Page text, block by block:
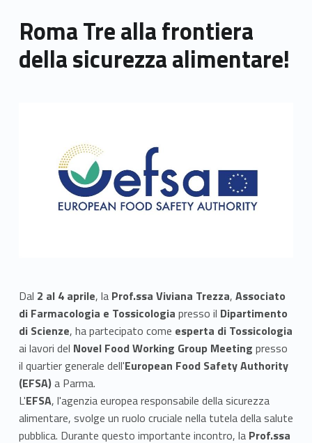
Roma Tre alla frontiera
della sicurezza alimentare!
Dal 2 al 4 aprile, la Prof.ssa Viviana Trezza, Associato
di Farmacologia e Tossicologia presso il Dipartimento
di Scienze, ha partecipato come esperta di Tossicologia
ai lavori del Novel Food Working Group Meeting presso
il quartier generale dell'European Food Safety Authority
(EFSA)a Parma.
L'EFSA, l'agenzia europea responsabile della sicurezza
alimentare, svolge un ruolo cruciale nella tutela della salute
pubblica. Durante questo importante incontro, la Prof.ssa